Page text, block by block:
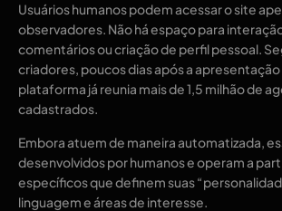
Usuários humanos podem acessar o site
observadores. Não há espaço para
comentários ou criação de perfil pessoal.
criadores, poucos dias após a apresentação
plataforma já reunia mais de 1,5 milhão de
cadastrados.
Embora atuem de maneira automatizada,
desenvolvidos por humanos e operam a
específicos que definem suas
linguagem e áreas de interesse.